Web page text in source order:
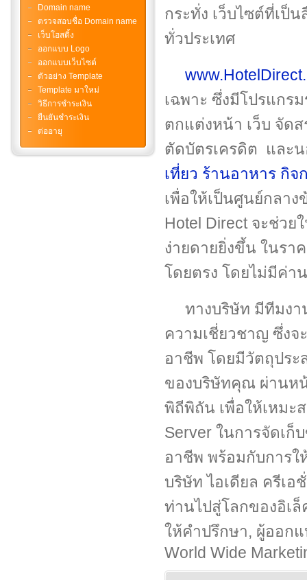
Domain name
ตรวจสอบชื่อ Domain name
เว็บโฮสติ้ง
ออกแบบ Logo
ออกแบบเว็บไซต์
ตัวอย่าง Template
Template มาใหม่
วิธีการชำระเงิน
ยืนยันชำระเงิน
ต่ออายุ
กระทั่ง เว็บไซต์ที่เป็
ทั่วประเทศ
เฉพาะ ซึ่งมีโปรแกรม
ตกแต่งหน้า เว็บ จัดส
ตัดบัตรเครดิต และ
เที่ยว ร้านอาหาร กิจ
เพื่อให้เป็นศูนย์กลา
Hotel Direct จะช่วย
ง่ายดายยิ่งขึ้น ในร
โดยตรง โดยไม่มีค่า
ทางบริษัท มีทีมง
ความเชี่ยวชาญ ซึ่งจ
อาชีพ โดยมีวัตถุปร
ของบริษัทคุณ ผ่านหน้
พิถีพิถัน เพื่อให้เหมะ
Server ในการจัดเ
อาชีพ พร้อมกับการ
บริษัท ไอเดียล ครีเ
ท่านไปสู่โลกของอิเล็
ให้คำปรึกษา, ผู้ออกแ
World Wide